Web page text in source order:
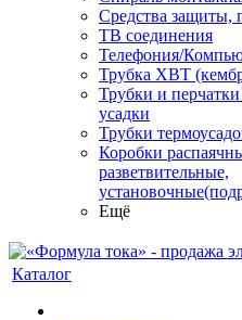
Средства защиты,
ТВ соединения
Телефония/
Трубка ХВТ
Трубки и
усадки
Трубки
Коробки
разветвительные,
Ещё
Каталог